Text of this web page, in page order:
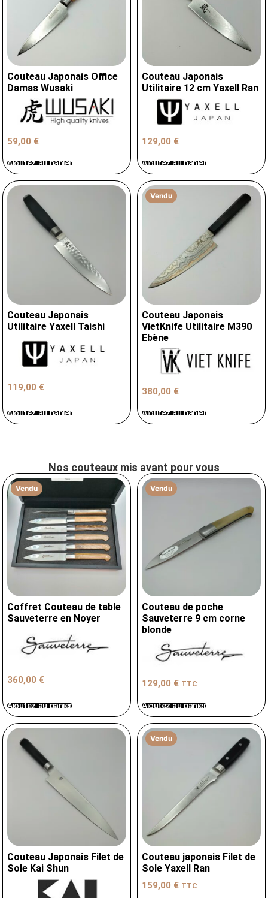
Couteau Japonais Office
Damas Wusaki
59,00 €
Ajoutez au panier
Couteau Japonais
Utilitaire 12 cm Yaxell Ran
129,00 €
Ajoutez au panier
Couteau Japonais
Utilitaire Yaxell Taishi
119,00 €
Ajoutez au panier
Vendu
Couteau Japonais
VietKnife Utilitaire M390
Ebène
380,00 €
Ajoutez au panier
Nos couteaux mis avant pour vous
Vendu
Coffret Couteau de table
Sauveterre en Noyer
360,00 €
Ajoutez au panier
Vendu
Couteau de poche
Sauveterre 9 cm corne
blonde
129,00 € TTC
Ajoutez au panier
Couteau Japonais Filet de
Sole Kai Shun
Vendu
Couteau japonais Filet de
Sole Yaxell Ran
159,00 € TTC